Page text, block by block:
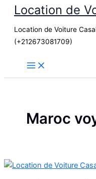
contenu
Location de
Location de Voiture
(+212673081709)
Maroc